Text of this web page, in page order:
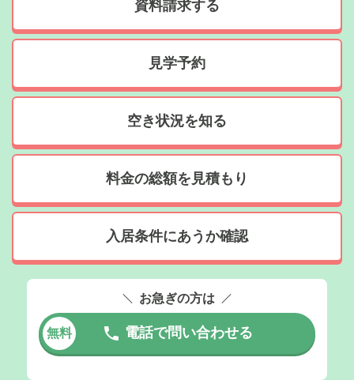
資料請求する
見学予約
空き状況を知る
料金の総額を見積もり
入居条件にあうか確認
お急ぎの方は
無料 電話で問い合わせる